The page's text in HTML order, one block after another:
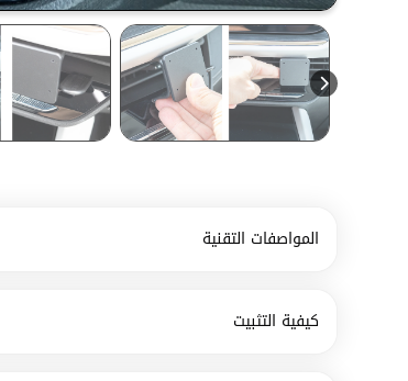
المواصفات التقنية
كيفية التثبيت